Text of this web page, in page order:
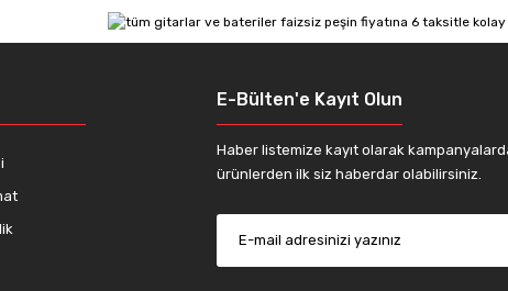
Yorum Yaz
E-Bülten'e Kayıt Olun
Haber listemize kayıt olarak
ürünlerden ilk siz haberdar olabilirsiniz.